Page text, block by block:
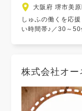
大阪府 堺市美
しゅふの働くを応
い時間帯♪／30～
株式会社オー